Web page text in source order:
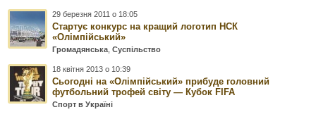
29 березня 2011 о 18:05
Стартує конкурс на кращий логотип НСК
«Олімпійський»
Громадянська ,Суспільство
18 квітня 2013 о 10:39
Сьогодні на «Олімпійський» прибуде головний
футбольний трофей світу — Кубок FIFA
Спорт в Україні